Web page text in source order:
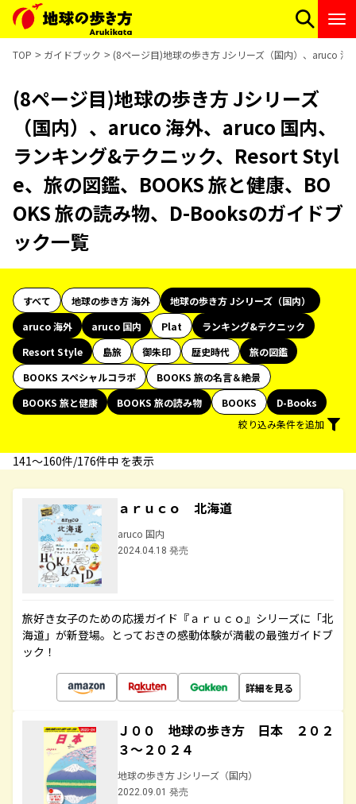
TOP ガイドブック (8ページ目)地球の歩き方 Jシリーズ（国内）、aruco
(8ページ目)地球の歩き方 Jシリーズ
（国内）、aruco 海外、aruco 国内、
ランキング&テクニック、Resort Styl
e、旅の図鑑、BOOKS 旅と健康、BO
OKS 旅の読み物、D-Booksのガイドブ
ック一覧
すべて 地球の歩き方 海外
地球の歩き方 Jシリーズ（国内）
aruco 海外
aruco 国内 Plat
ランキング&テクニック
Resort Style
島旅 御朱印 歴史時代
旅の図鑑
BOOKS スペシャルコラボ
BOOKS 旅の名言＆絶景
BOOKS 旅と健康
BOOKS 旅の読み物 BOOKS
D-Books
絞り込み条件を追加
141〜160件/176件中 を表示
ａｒｕｃｏ 北海道
aruco 国内
2024.04.18 発売
旅好き女子のための応援ガイド『ａｒｕｃｏ』シリーズに「北
海道」が新登場。とっておきの感動体験が満載の最強ガイドブ
ック！
詳細を見る
Ｊ００ 地球の歩き方 日本 ２０２
３～２０２４
地球の歩き方 Jシリーズ（国内）
2022.09.01 発売